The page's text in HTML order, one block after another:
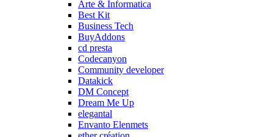
Arte & Informatica
Best Kit
Business Tech
BuyAddons
cd presta
Codecanyon
Community developer
Datakick
DM Concept
Dream Me Up
elegantal
Envanto Elenmets